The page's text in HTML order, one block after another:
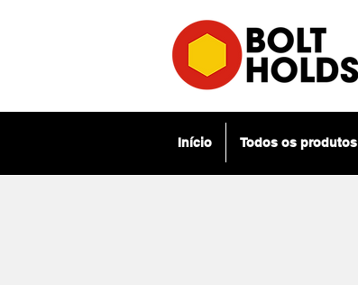
Início Todos os produtos